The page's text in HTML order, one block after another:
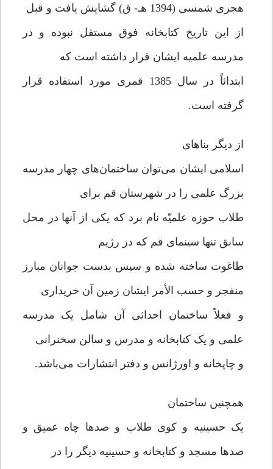
هجری شمسی (1394 هـ- ق) گشایش یافت و قبل
از این تاریخ کتابخانه فوق مستقل نبوده و در
مدرسه علمیه ایشان قرار داشته است که
ابتدائاً در سال 1385 قمری مورد استفاده قرار
گرفته است.
از دیگر بناهای
اسلامی ایشان می‌توان ساختمان‌های چهار مدرسه
بزرگ علمی را در شهرستان قم برای
طلاب حوزه علمیّه نام برد که یکی از آنها در محل
سابق تنها سینمای قم که در رژیم
طاغوت ساخته شده و سپس بدست جوانان مبارز
منفجر و حسب الأمر ایشان زمین آن خریداری
و فعلاً ساختمان احداثی آن شامل یک مدرسه
علمی و یک کتابخانه و مدرس و سالن سخنرانی
و چاپخانه و اورژانس و دفتر انتشارات می‌باشد.
همچنین ساختمان
یک حسینیه و کوی طلاب و صدها چاه عمیق و
صدها مسجد و کتابخانه و حسینیه دیگر را در